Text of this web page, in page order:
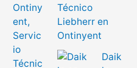
Técnico
Liebherr en
Ontinyent
Daik